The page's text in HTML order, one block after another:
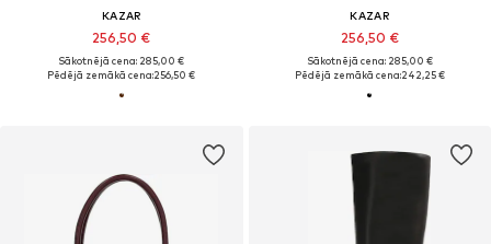
KAZAR
256,50 €
Sākotnējā cena: 285,00 €
Pēdējā zemākā cena:256,50 €
KAZAR
256,50 €
Sākotnējā cena: 285,00 €
Pēdējā zemākā cena:242,25 €